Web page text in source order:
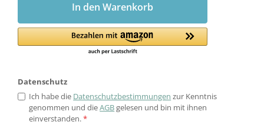
In den Warenkorb
Datenschutz
Ich habe die Datenschutzbestimmungen zur Kenntnis
genommen und dieAGBgelesen und bin mit ihnen
einverstanden.*